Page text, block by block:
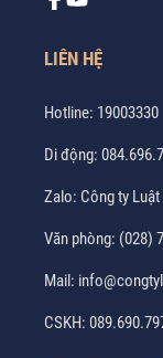
LIÊN HỆ
Hotline: 19003330
Di động:
Zalo: Công ty Luật
Văn phòng: (028)
Mail:
CSKH: